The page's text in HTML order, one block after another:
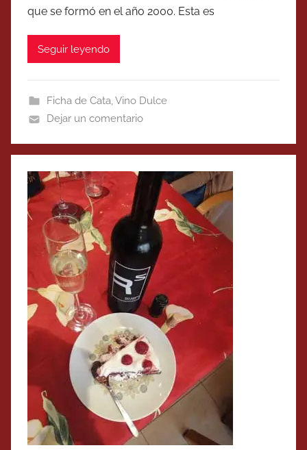
que se formó en el año 2000. Esta es
Seguir leyendo
Ficha de Cata,Vino Dulce
Dejar un comentario